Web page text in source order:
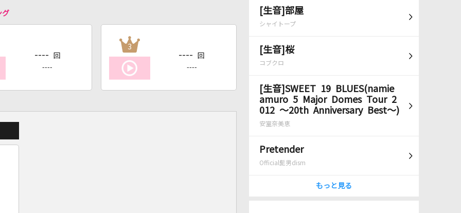
[生音]部屋
シャイトープ
[生音]桜
コブクロ
[生音]SWEET 19 BLUES(namie
amuro 5 Major Domes Tour 2
012 ～20th Anniversary Best～)
安室奈美恵
Pretender
Official髭男dism
もっと見る
グ
---- 回
----
3
---- 回
----